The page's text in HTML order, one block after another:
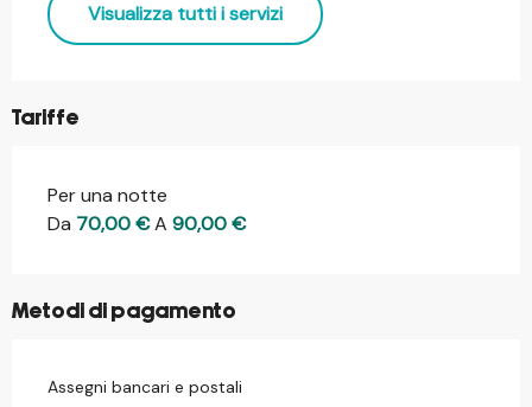
Visualizza tutti i servizi
Tariffe
Tariffe 2026
Per una notte
Da 70,00 €A 90,00 €
Metodi di pagamento
Assegni bancari e postali